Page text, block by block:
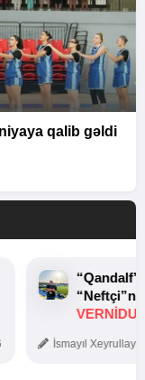
qalib gəldi
İsmayıl